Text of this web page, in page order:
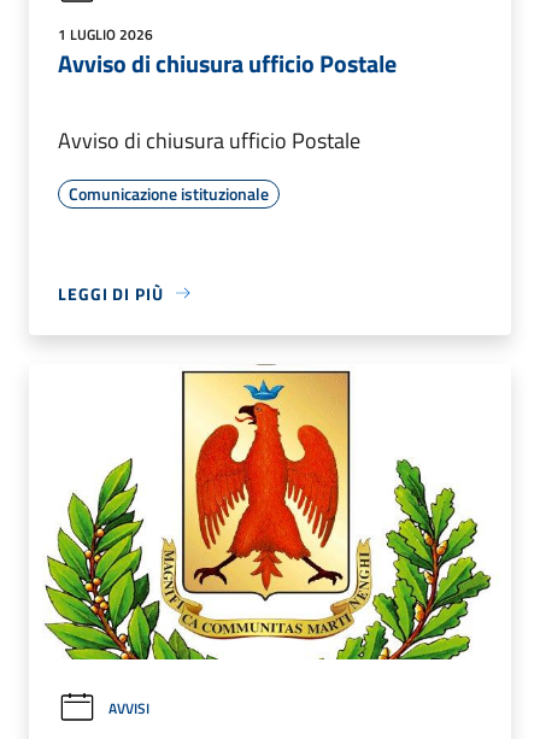
1 LUGLIO 2026
Avviso di chiusura ufficio Postale
Avviso di chiusura ufficio Postale
Comunicazione istituzionale
LEGGI DI PIÙ
AVVISI